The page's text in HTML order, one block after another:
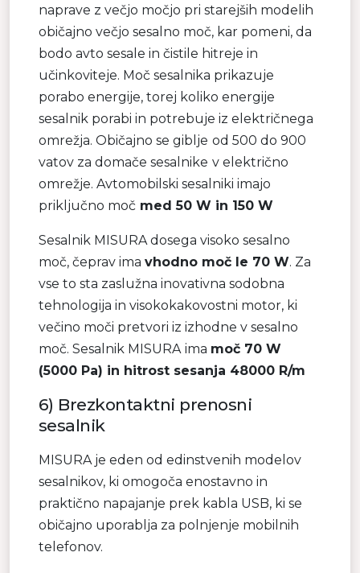
naprave z večjo močjo pri starejših modelih
običajno večjo sesalno moč, kar pomeni, da
bodo avto sesale in čistile hitreje in
učinkoviteje. Moč sesalnika prikazuje
porabo energije, torej koliko energije
sesalnik porabi in potrebuje iz električnega
omrežja. Običajno se giblje od 500 do 900
vatov za domače sesalnike v električno
omrežje. Avtomobilski sesalniki imajo
priključno moč med 50 W in 150 W
Sesalnik MISURA dosega visoko sesalno
moč, čeprav ima vhodno moč le 70 W. Za
vse to sta zaslužna inovativna sodobna
tehnologija in visokokakovostni motor, ki
večino moči pretvori iz izhodne v sesalno
moč. Sesalnik MISURA ima moč 70 W
(5000 Pa) in hitrost sesanja 48000 R/m
6) Brezkontaktni prenosni
sesalnik
MISURA je eden od edinstvenih modelov
sesalnikov, ki omogoča enostavno in
praktično napajanje prek kabla USB, ki se
običajno uporablja za polnjenje mobilnih
telefonov.